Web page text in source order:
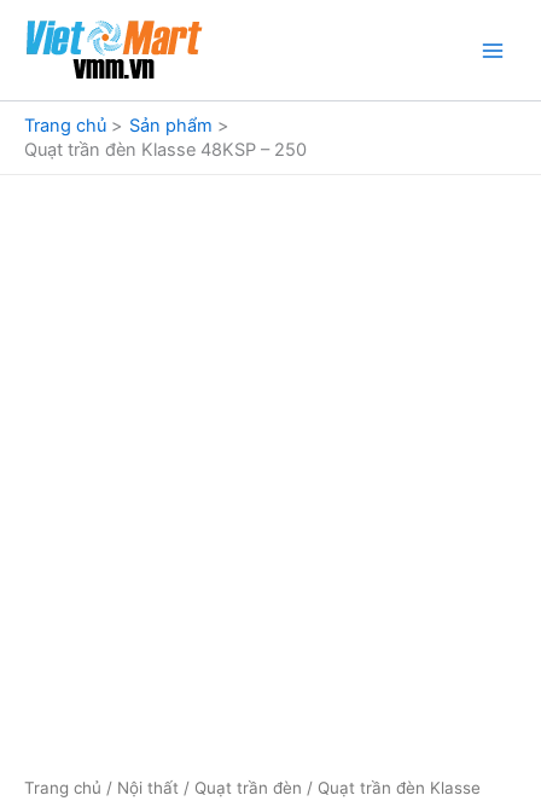
dung
Trang chủ
Sản phẩm
Quạt trần đèn Klasse 48KSP – 250
Trang chủ / Nội thất / Quạt trần đèn / Quạt trần đèn Klasse